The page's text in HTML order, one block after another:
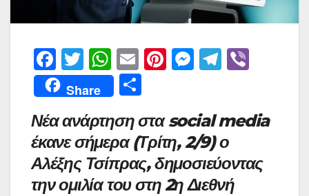
F
a
c
e
b
o
o
T
w
itt
er
W
h
at
s
A
p
p
E
m
ai
l
Pi
e
st
M
s
e
n
g
T
gr
a
m
Share
ρ
α
σ
Νέα ανάρτηση στα social media
έκανε σήμερα (Τρίτη, 2/9) ο
Αλέξης Τσίπρας, δημοσιεύοντας
την ομιλία του στη 2η Διεθνή